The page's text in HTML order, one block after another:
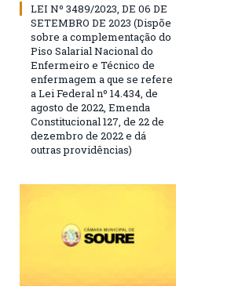
LEI Nº 3489/2023, DE 06 DE
SETEMBRO DE 2023 (Dispõe
sobre a complementação do
Piso Salarial Nacional do
Enfermeiro e Técnico de
enfermagem a que se refere
a Lei Federal nº 14.434, de
agosto de 2022, Emenda
Constitucional 127, de 22 de
dezembro de 2022 e dá
outras providências)